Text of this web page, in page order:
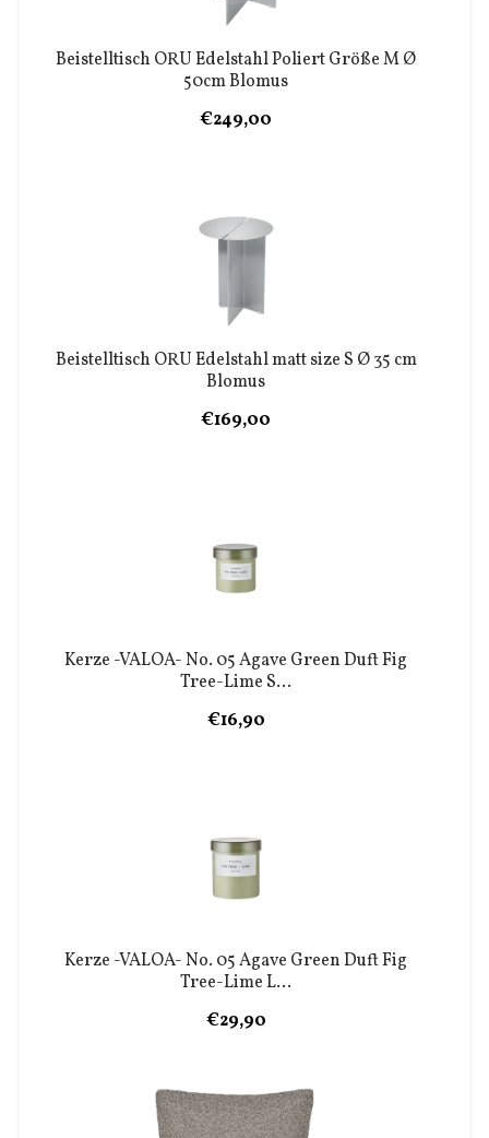
Beistelltisch ORU Edelstahl Poliert Größe M Ø
50cm Blomus
€249,00
Beistelltisch ORU Edelstahl matt size S Ø 35 cm
Blomus
€169,00
Kerze -VALOA- No. 05 Agave Green Duft Fig
Tree-Lime S...
€16,90
Kerze -VALOA- No. 05 Agave Green Duft Fig
Tree-Lime L...
€29,90